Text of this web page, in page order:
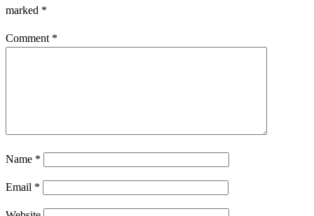
marked *
Comment *
Name *
Email *